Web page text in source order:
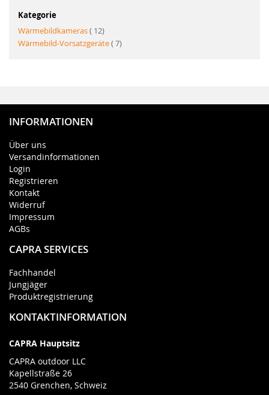
Kategorie
Wärmebildkameras
12Artikel
Wärmebild-Vorsatzgeräte 7Artikel
INFORMATIONEN
Über uns
Versandinformationen
Login
Registrieren
Kontakt
Widerruf
Impressum
AGBs
CAPRA SERVICES
Fachhandel
Jungjäger
Produktregistrierung
KONTAKTINFORMATION
CAPRA Hauptsitz
CAPRA outdoor LLC
Kapellstraße 26
2540 Grenchen, Schweiz